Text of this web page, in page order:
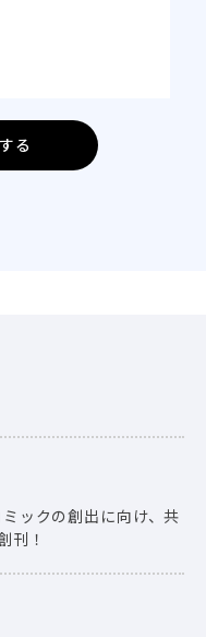
る
ックの創出に向け、共
刊！